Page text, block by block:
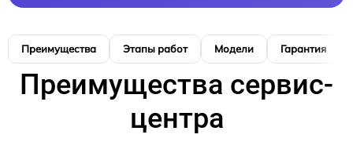
Преимущества Этапы работ Модели Гарантия
Преимущества сервис-
центра